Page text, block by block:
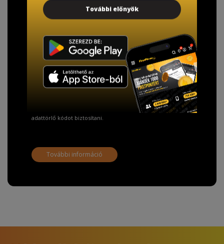
TISZTELT VÁSÁRLÓNK!
Fizetésnél kérje az ingyenes adattörlő kódot
adatainak biztonsága érdekében!
A Kormány döntése alapján a kereskedő minden tartós
adathordozó termék vásárlásakor köteles ingyenes
adattörlő kódot biztosítani.
További információ
További előnyök